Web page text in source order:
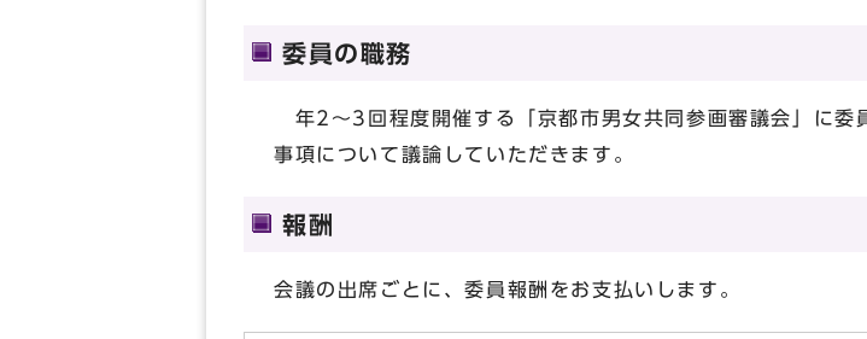
委員の職務
年2～3回程度開催する「京都市男女共同参画審議会」に委
事項について議論していただきます。
報酬
会議の出席ごとに、委員報酬をお支払いします。